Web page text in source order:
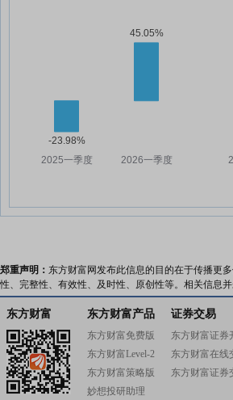
郑重声明： 东方财富网发布此信息的目的在于传播更
性、完整性、有效性、及时性、原创性等。相关信息
东方财富 东方财富产品
东方财富免费版
东方财富Level-2
东方财富策略版
妙想投研助理
证券交易
东方财富证券
东方财富在线
东方财富证券